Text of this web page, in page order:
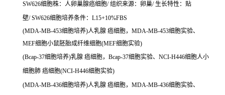
SW626细胞株：人卵巢腺癌细胞/ 组织来源：卵巢/ 生长特性：贴
壁/ SW626细胞培养条件：L15+10%FBS
(MDA-MB-453细胞培养)人乳腺 癌细胞，MDA-MB-453细胞实验、
MEF细胞小鼠胚胎成纤维细胞(MEF细胞实验)
(Bcap-37细胞培养)乳腺 癌细胞，Bcap-37细胞实验、NCI-H446细胞人小
细胞肺 癌细胞(NCI-H446细胞实验)
(MDA-MB-436细胞培养)人乳腺 癌细胞，MDA-MB-436细胞实验、